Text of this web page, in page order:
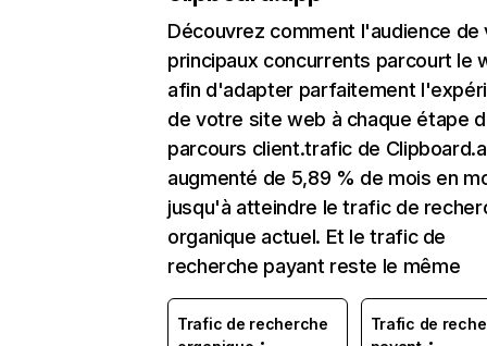
Découvrez comment l'audience de
principaux concurrents parcourt le
afin d'adapter parfaitement
de votre site web à chaque étape
parcours client.trafic de
augmenté de 5,89 % de mois en
jusqu'à atteindre le trafic de
organique actuel. Et le trafic de
recherche payant reste le même
Trafic de recherche
Trafic de